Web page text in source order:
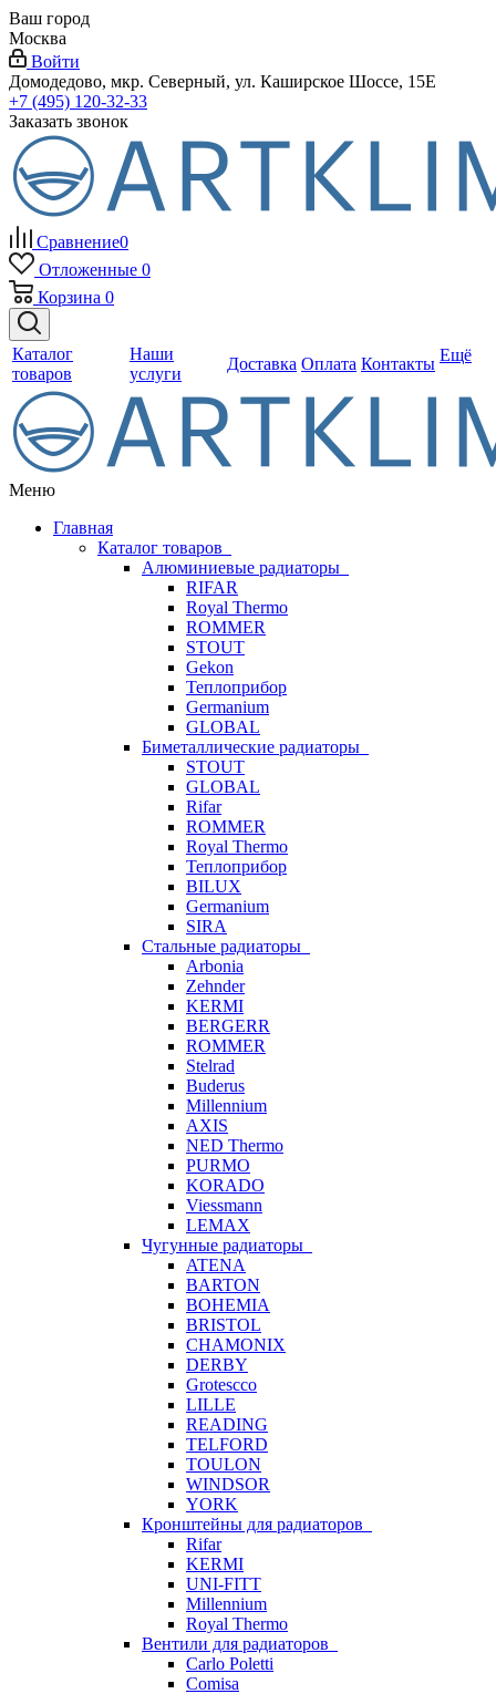
Ваш город
Москва
Войти
Домодедово, мкр. Северный, ул. Каширское Шоссе, 15Е
+7 (495) 120-32-33
Заказать звонок
Сравнение0
Отложенные 0
Корзина 0
Каталог
товаров
Наши
услуги
Доставка Оплата Контакты Ещё
Меню
Главная
Каталог товаров
Алюминиевые радиаторы
RIFAR
Royal Thermo
ROMMER
STOUT
Gekon
Теплоприбор
Germanium
GLOBAL
Биметаллические радиаторы
STOUT
GLOBAL
Rifar
ROMMER
Royal Thermo
Теплоприбор
BILUX
Germanium
SIRA
Стальные радиаторы
Arbonia
Zehnder
KERMI
BERGERR
ROMMER
Stelrad
Buderus
Millennium
AXIS
NED Thermo
PURMO
KORADO
Viessmann
LEMAX
Чугунные радиаторы
ATENA
BARTON
BOHEMIA
BRISTOL
CHAMONIX
DERBY
Grotescco
LILLE
READING
TELFORD
TOULON
WINDSOR
YORK
Кронштейны для радиаторов
Rifar
KERMI
UNI-FITT
Millennium
Royal Thermo
Вентили для радиаторов
Carlo Poletti
Comisa